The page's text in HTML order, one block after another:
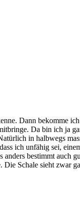
Dann bekomme
Da bin ich ja
in halbwegs
ich unfähig sei,
bestimmt auch
Schale sieht zwar